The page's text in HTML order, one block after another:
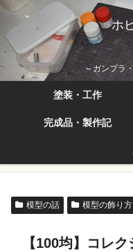
ホ
～ガンプラ
塗装・工作
完成品・製作記
模型の話 模型の飾り方
【100均】コレ